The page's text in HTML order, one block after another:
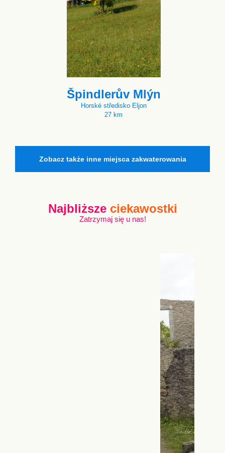
Špindlerův Mlýn
Horské středisko Eljon
27 km
Zobacz także inne miejsca zakwaterowania
Najbliższe ciekawostki
Zatrzymaj się u nas!